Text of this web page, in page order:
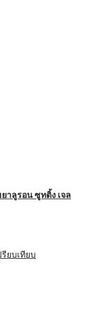
าลูรอน ซูทติ้ง เจล
รียบเทียบ